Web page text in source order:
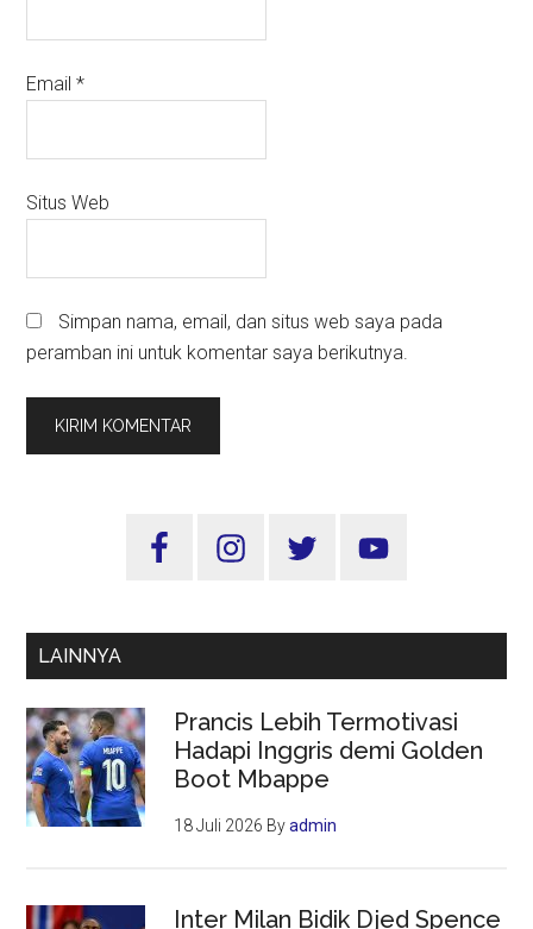
Email*
Situs Web
Simpan nama, email, dan situs web saya pada
peramban ini untuk komentar saya berikutnya.
Sidebar
LAINNYA
Prancis Lebih Termotivasi
Hadapi Inggris demi Golden
Boot Mbappe
18 Juli 2026 Byadmin
Inter Milan Bidik Djed Spence